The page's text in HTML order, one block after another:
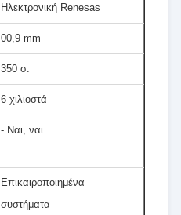
Ηλεκτρονική Renesas
00,9 mm
350 σ.
6 χιλιοστά
- Ναι, ναι.
Επικαιροποιημένα
συστήματα